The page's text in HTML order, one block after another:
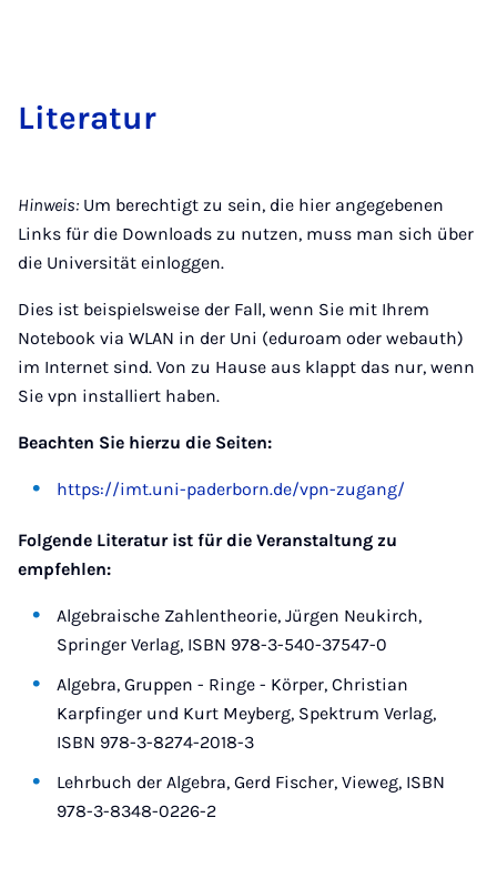
Li­te­ra­tur
Hinweis: Um berechtigt zu sein, die hier angegebenen
Links für die Downloads zu nutzen, muss man sich über
die Universität einloggen.
Dies ist beispielsweise der Fall, wenn Sie mit Ihrem
Notebook via WLAN in der Uni (eduroam oder webauth)
im Internet sind. Von zu Hause aus klappt das nur, wenn
Sie vpn installiert haben.
Beachten Sie hierzu die Seiten:
https://imt.uni-paderborn.de/vpn-zugang/
Folgende Literatur ist für die Veranstaltung zu
empfehlen:
Algebraische Zahlentheorie, Jürgen Neukirch,
Springer Verlag, ISBN 978-3-540-37547-0
Algebra, Gruppen - Ringe - Körper, Christian
Karpfinger und Kurt Meyberg, Spektrum Verlag,
ISBN 978-3-8274-2018-3
Lehrbuch der Algebra, Gerd Fischer, Vieweg, ISBN
978-3-8348-0226-2